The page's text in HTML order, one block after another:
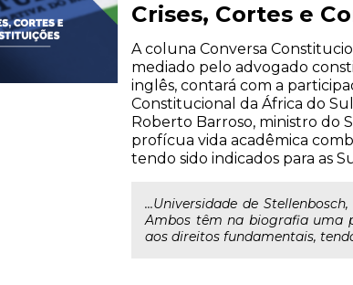
Crises, Cortes e
A coluna Conversa
mediado pelo advogado
inglês, contará com a
Constitucional da África do
Roberto Barroso, ministro do
profícua vida acadêmica
tendo sido indicados para as
...Universidade de Stellenbosch,
Ambos têm na biografia uma
aos direitos fundamentais,